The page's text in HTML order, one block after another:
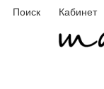
Поиск Кабинет